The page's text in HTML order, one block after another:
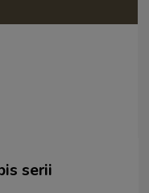
serii